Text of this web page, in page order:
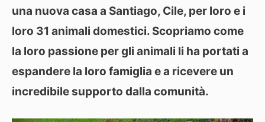
una nuova casa a Santiago, Cile, per loro e i
loro 31 animali domestici. Scopriamo come
la loro passione per gli animali li ha portati a
espandere la loro famiglia e a ricevere un
incredibile supporto dalla comunità.